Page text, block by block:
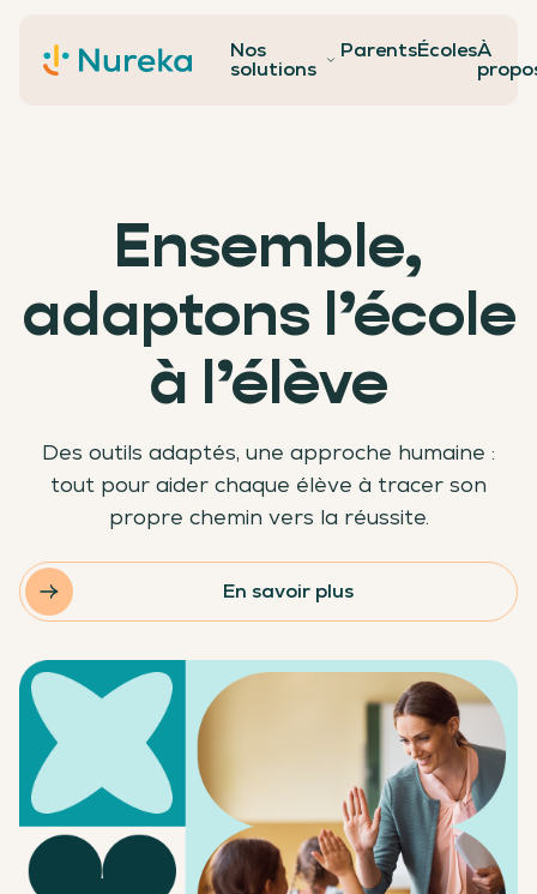
Nos
solutions
ParentsÉcolesÀ
Contact
Ensemble,
adaptons l’école
à l’élève
Des outils adaptés, une approche humaine :
tout pour aider chaque élève à tracer son
propre chemin vers la réussite.
En savoir plus